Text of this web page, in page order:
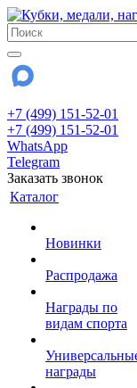
+7 (499) 151-52-01
+7 (499) 151-52-01
WhatsApp
Telegram
Заказать звонок
Каталог
Новинки
Распродажа
Награды по
видам спорта
награды